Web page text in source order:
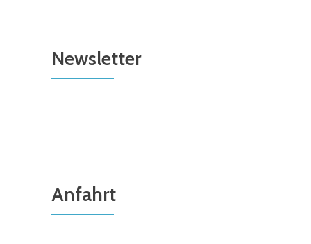
Newsletter
Anfahrt